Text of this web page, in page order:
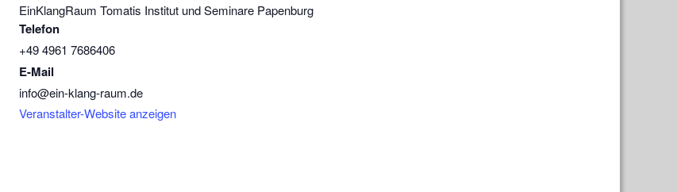
EinKlangRaum Tomatis Institut und Seminare Papenburg
Telefon
+49 4961 7686406
E-Mail
info@ein-klang-raum.de
Veranstalter-Website anzeigen